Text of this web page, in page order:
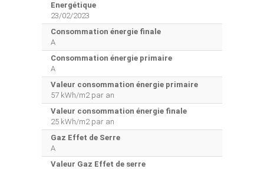
Energétique
23/02/2023
Consommation énergie finale
A
Consommation énergie primaire
A
Valeur consommation énergie primaire
57 kWh/m2 par an
Valeur consommation énergie finale
25 kWh/m2 par an
Gaz Effet de Serre
A
Valeur Gaz Effet de serre